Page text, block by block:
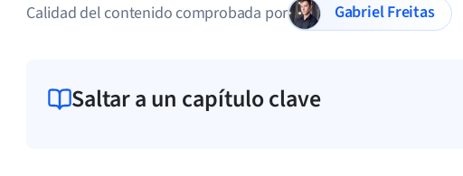
Calidad del contenido comprobada por
Gabriel Freitas
Saltar a un capítulo clave